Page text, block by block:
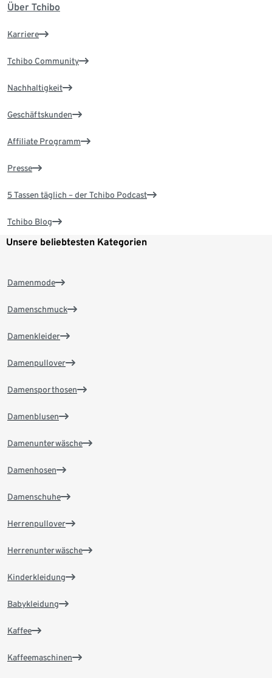
Über Tchibo
Karriere
Tchibo Community
Nachhaltigkeit
Geschäftskunden
Affiliate Programm
Presse
5 Tassen täglich – der Tchibo Podcast
Tchibo Blog
Unsere beliebtesten Kategorien
Damenmode
Damenschmuck
Damenkleider
Damenpullover
Damensporthosen
Damenblusen
Damenunterwäsche
Damenhosen
Damenschuhe
Herrenpullover
Herrenunterwäsche
Kinderkleidung
Babykleidung
Kaffee
Kaffeemaschinen